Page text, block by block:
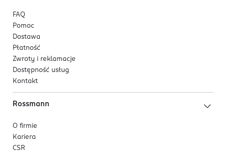
FAQ
Pomoc
Dostawa
Płatność
Zwroty i reklamacje
Dostępność usług
Kontakt
Rossmann
O firmie
Kariera
CSR